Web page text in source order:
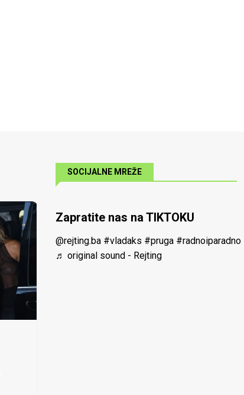
SOCIJALNE MREŽE
Zapratite nas na TIKTOKU
@rejting.ba #vladaks #pruga #radnoiparadno
♬ original sound - Rejting